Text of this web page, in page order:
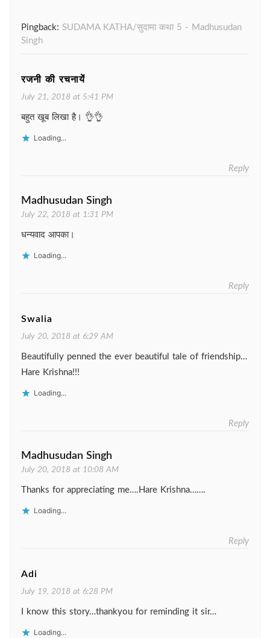
Pingback: SUDAMA KATHA/सुदामा कथा 5 - Madhusudan
Singh
रजनी की रचनायें
July 21, 2018 at 5:41 PM
बहुत खूब लिखा है। 👌👌
Loading...
Reply
Madhusudan Singh
July 22, 2018 at 1:31 PM
धन्यवाद आपका।
Loading...
Reply
Swalia
July 20, 2018 at 6:29 AM
Beautifully penned the ever beautiful tale of friendship…
Hare Krishna!!!
Loading...
Reply
Madhusudan Singh
July 20, 2018 at 10:08 AM
Thanks for appreciating me….Hare Krishna…….
Loading...
Reply
Adi
July 19, 2018 at 6:28 PM
I know this story…thankyou for reminding it sir…
Loading...